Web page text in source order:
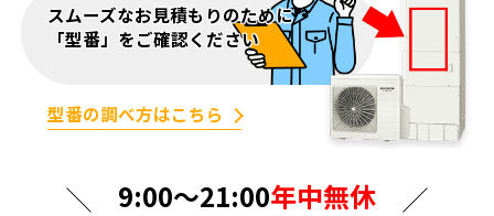
スムーズなお見積もりのために
「型番」をご確認ください
型番の調べ方はこちら
9:00〜21:00年中無休